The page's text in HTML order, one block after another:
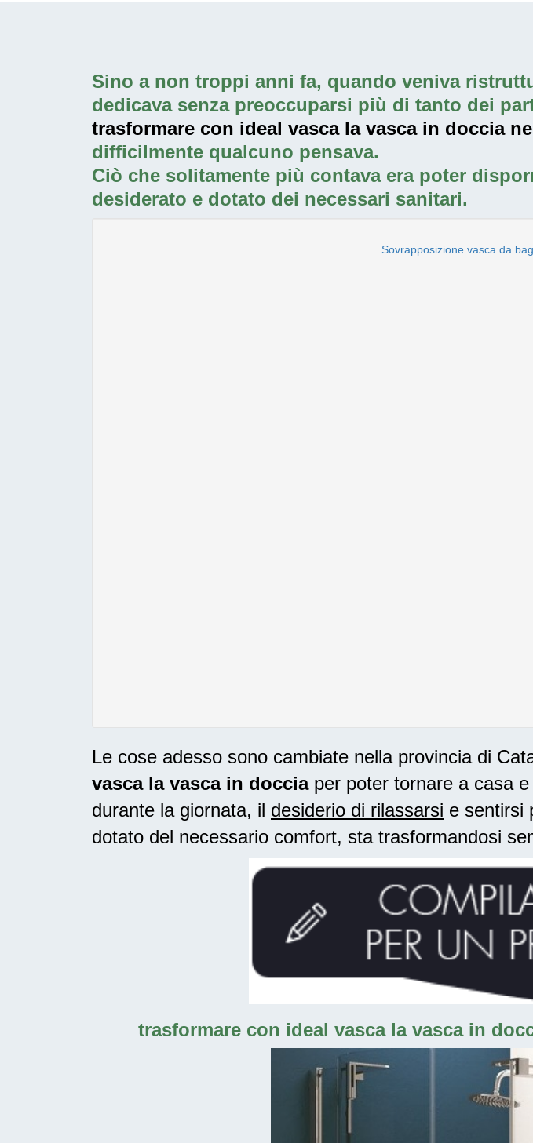
Sino a non troppi anni fa, quando veniva
dedicava senza preoccuparsi più di tanto dei
trasformare con ideal vasca la vasca in doccia
difficilmente qualcuno pensava.
Ciò che solitamente più contava era poter
desiderato e dotato dei necessari sanitari.
Sovrapposizione vasca da
Le cose adesso sono cambiate nella provincia di
vasca la vasca in docciaper poter tornare a casa
durante la giornata, il desiderio di rilassarsi e sentirsi
dotato del necessario comfort, sta trasformandosi
trasformare con ideal vasca la vasca in